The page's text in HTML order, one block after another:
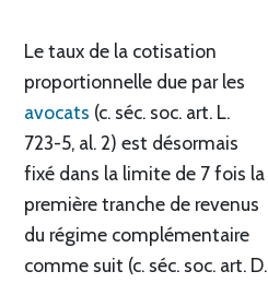
Le taux de la cotisation
proportionnelle due par les
avocats (c. séc. soc. art. L.
723-5, al. 2) est désormais
fixé dans la limite de 7 fois la
première tranche de revenus
du régime complémentaire
comme suit (c. séc. soc. art. D.